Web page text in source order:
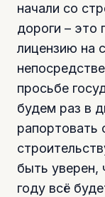
начали со
дороги – это
лицензию на
просьбе
будем раз в
рапортовать
быть уверен,
году всё